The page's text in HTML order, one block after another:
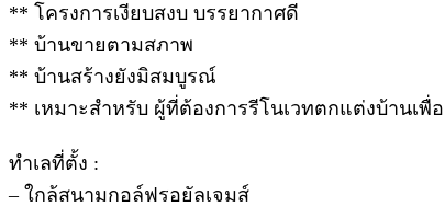
** โครงการเงียบสงบ บรรยากาศดี
** บ้านขายตามสภาพ
** บ้านสร้างยังมิสมบูรณ์
** เหมาะสำหรับ ผู้ที่ต้องการรีโนเวทตกแต่งบ้านเพื่
ทำเลที่ตั้ง :
– ใกล้สนามกอล์ฟรอยัลเจมส์